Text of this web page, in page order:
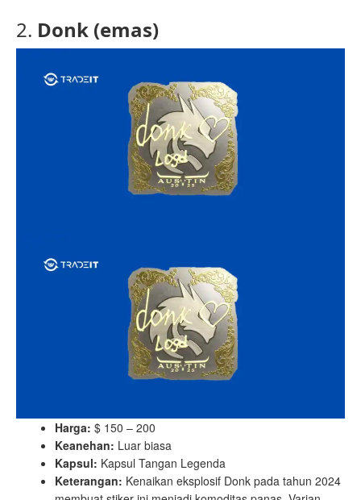
2. Donk (emas)
Harga: $ 150 – 200
Keanehan: Luar biasa
Kapsul: Kapsul Tangan Legenda
Keterangan: Kenaikan eksplosif Donk pada tahun 2024